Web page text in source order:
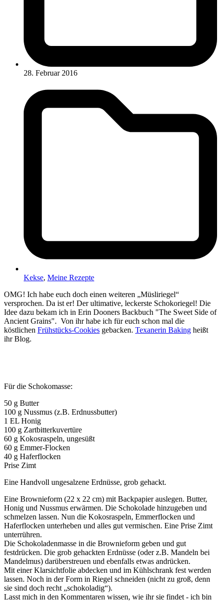
28. Februar 2016
Kekse, Meine Rezepte
OMG! Ich habe euch doch einen weiteren „Müsliriegel“
versprochen. Da ist er! Der ultimative, leckerste Schokoriegel! Die
Idee dazu bekam ich in Erin Dooners Backbuch "The Sweet Side of
Ancient Grains". Von ihr habe ich für euch schon mal die
köstlichen Frühstücks-Cookies gebacken. Texanerin Baking heißt
ihr Blog.
Für die Schokomasse:
50 g Butter
100 g Nussmus (z.B. Erdnussbutter)
1 EL Honig
100 g Zartbitterkuvertüre
60 g Kokosraspeln, ungesüßt
60 g Emmer-Flocken
40 g Haferflocken
Prise Zimt
Eine Handvoll ungesalzene Erdnüsse, grob gehackt.
Eine Brownieform (22 x 22 cm) mit Backpapier auslegen. Butter,
Honig und Nussmus erwärmen. Die Schokolade hinzugeben und
schmelzen lassen. Nun die Kokosraspeln, Emmerflocken und
Haferflocken unterheben und alles gut vermischen. Eine Prise Zimt
unterrühren.
Die Schokoladenmasse in die Brownieform geben und gut
festdrücken. Die grob gehackten Erdnüsse (oder z.B. Mandeln bei
Mandelmus) darüberstreuen und ebenfalls etwas andrücken.
Mit einer Klarsichtfolie abdecken und im Kühlschrank fest werden
lassen. Noch in der Form in Riegel schneiden (nicht zu groß, denn
sie sind doch recht „schokoladig“).
Lasst mich in den Kommentaren wissen, wie ihr sie findet - ich bin